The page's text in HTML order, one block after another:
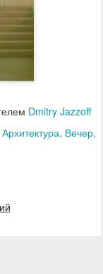
Dmitry Jazzoff
Архитектура Вечер